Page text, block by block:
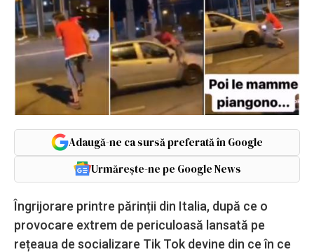
Adaugă-ne ca sursă preferată în Google
Urmărește-ne pe Google News
Îngrijorare printre părinții din Italia, după ce o
provocare extrem de periculoasă lansată pe
rețeaua de socializare Tik Tok devine din ce în ce